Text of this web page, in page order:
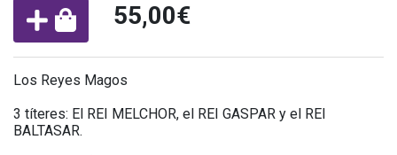
55,00€
Los Reyes Magos
3 títeres: El REI MELCHOR, el REI GASPAR y el REI
BALTASAR.